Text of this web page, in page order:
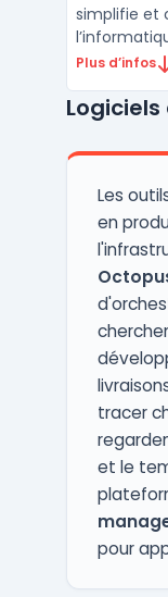
simplifie et
outils pour
gestion
modernes,
Plus d’infos
Les
en
tracer
et le
pour